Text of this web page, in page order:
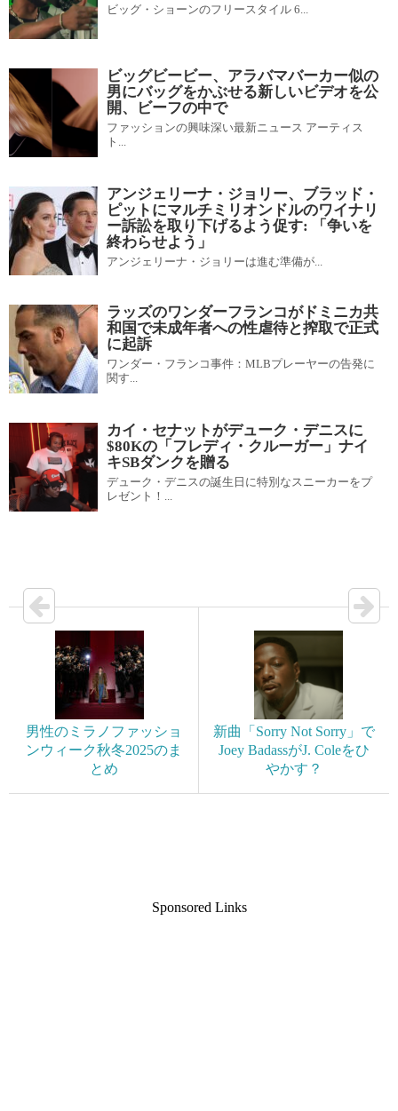
ビッグ・ショーンのフリースタイル 6...
ビッグビービー、アラバマバーカー似の
男にバッグをかぶせる新しいビデオを公
開、ビーフの中で
ファッションの興味深い最新ニュース アーティス
ト...
アンジェリーナ・ジョリー、ブラッド・
ピットにマルチミリオンドルのワイナリ
ー訴訟を取り下げるよう促す: 「争いを
終わらせよう」
アンジェリーナ・ジョリーは進む準備が...
ラッズのワンダーフランコがドミニカ共
和国で未成年者への性虐待と搾取で正式
に起訴
ワンダー・フランコ事件：MLBプレーヤーの告発に
関す...
カイ・セナットがデューク・デニスに
$80Kの「フレディ・クルーガー」ナイ
キSBダンクを贈る
デューク・デニスの誕生日に特別なスニーカーをプ
レゼント！...
男性のミラノファッショ
ンウィーク秋冬2025のま
とめ
新曲「Sorry Not Sorry」で
Joey BadassがJ. Coleをひ
やかす？
Sponsored Links